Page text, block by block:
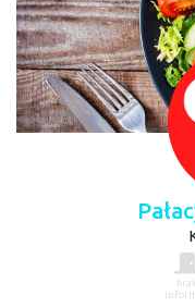
brak